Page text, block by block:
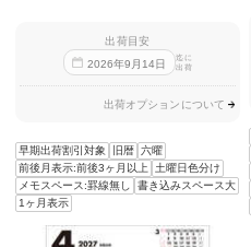
出荷目安
2026年9 月14日
迄に
出荷
出荷オプションについて
早期出荷割引対象 旧暦 六曜
前後月表示:前後3ヶ月以上
土曜日色分け
メモスペース:罫線無し
書き込みスペース大
1ヶ月表示